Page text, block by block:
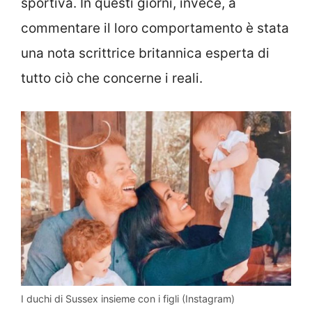
sportiva. In questi giorni, invece, a
commentare il loro comportamento è stata
una nota scrittrice britannica esperta di
tutto ciò che concerne i reali.
I duchi di Sussex insieme con i figli (Instagram)